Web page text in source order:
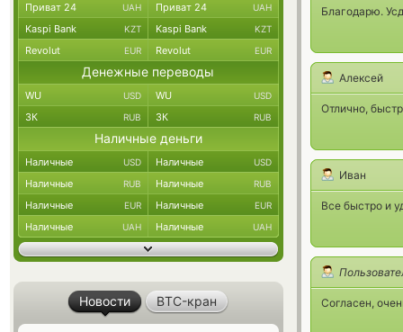
Благодарю.
Алексей
Отлично,
Иван
Все быстро и
Согласен,
Приват 24 UAH Приват 24 UAH
Kaspi Bank KZT Kaspi Bank KZT
Revolut EUR Revolut EUR
Денежные переводы
WU USD WU USD
ЗК RUB ЗК RUB
Наличные деньги
Наличные USD Наличные USD
Наличные RUB Наличные RUB
Наличные EUR Наличные EUR
Наличные UAH Наличные UAH
Новости BTC-кран